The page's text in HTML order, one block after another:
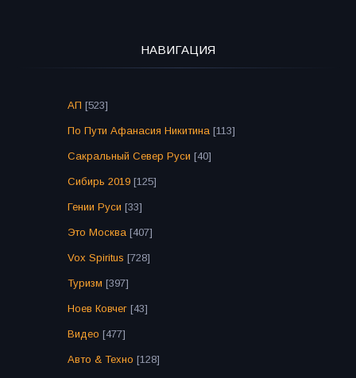
НАВИГАЦИЯ
АП [523]
По Пути Афанасия Никитина [113]
Сакральный Север Руси [40]
Сибирь 2019 [125]
Гении Руси [33]
Это Москва [407]
Vox Spiritus [728]
Туризм [397]
Ноев Ковчег [43]
Видео [477]
Авто & Техно [128]